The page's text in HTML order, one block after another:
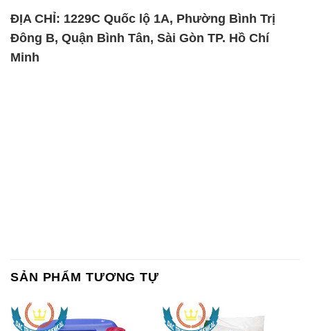
ĐỊA CHỈ: 1229C Quốc lộ 1A, Phường Bình Trị
Đông B, Quận Bình Tân, Sài Gòn TP. Hồ Chí
Minh
SẢN PHẨM TƯƠNG TỰ